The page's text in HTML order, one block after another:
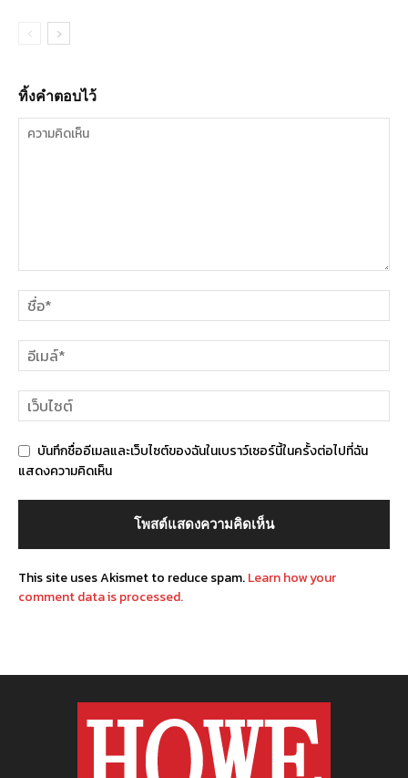
ทิ้งคำตอบไว้
บันทึกชื่ออีเมลและเว็บไซต์ของฉันในเบราว์เซอร์นี้ในครั้งต่อไปที่ฉัน
แสดงความคิดเห็น
This site uses Akismet to reduce spam.Learn how your
comment data is processed.